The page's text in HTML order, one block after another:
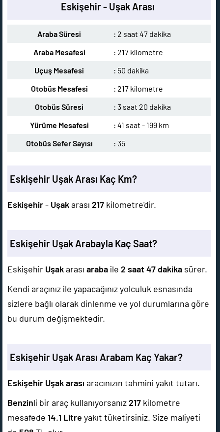
Eskişehir - Uşak Arası
Araba Süresi
: 2 saat 47 dakika
Araba Mesafesi
: 217 kilometre
Uçuş Mesafesi
: 50 dakika
Otobüs Mesafesi
: 217 kilometre
Otobüs Süresi
: 3 saat 20 dakika
Yürüme Mesafesi
: 41 saat - 199 km
Otobüs Sefer Sayısı
: 35
Eskişehir Uşak Arası Kaç Km?
Eskişehir- Uşakarası 217 kilometre'dir.
Eskişehir Uşak Arabayla Kaç Saat?
Eskişehir Uşakarası araba ile 2 saat 47 dakika sürer.
Kendi araçınız ile yapacağınız yolculuk esnasında
sizlere bağlı olarak dinlenme ve yol durumlarına göre
bu durum değişmektedir.
Eskişehir Uşak Arası Arabam Kaç Yakar?
Eskişehir Uşak arasıaracınızın tahmini yakıt tutarı.
Benzinli bir araç kullanıyorsanız217 kilometre
mesafede 14.1 Litre yakıt tüketirsiniz. Size maliyeti